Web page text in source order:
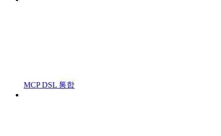
MCP DSL 통합